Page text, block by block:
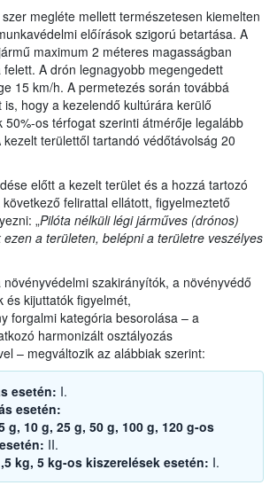
megléte mellett természetesen kiemelten
előírások szigorú betartása. A
maximum 2 méteres magasságban
A drón legnagyobb megengedett
15 km/h. A permetezés során továbbá
hogy a kezelendő kultúrára kerülő
50%-os térfogat szerinti átmérője legalább
területtől tartandó védőtávolság 20
előtt a kezelt terület és a hozzá tartozó
felirattal ellátott, figyelmeztető
„Pilóta nélküli légi járműves (drónos)
a területen, belépni a területre veszélyes
szakirányítók, a növényvédő
és kijuttatók figyelmét,
forgalmi kategória besorolása – a
harmonizált osztályozás
– megváltozik az alábbiak szerint:
esetén: I.
esetén:
g, 10 g, 25 g, 50 g, 100 g, 120 g-os
II.
kg, 5 kg-os kiszerelések esetén: I.